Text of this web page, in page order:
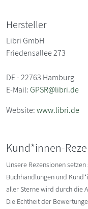
Hersteller
Libri GmbH
Friedensallee 273
DE - 22763 Hamburg
E-Mail:GPSR@libri.de
Website:www.libri.de
Kund*innen-
Unsere Rezensionen
Buchhandlungen und
aller Sterne wird durch die
Die Echtheit der